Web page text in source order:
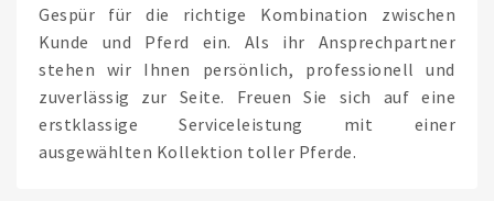
Gespür für die richtige Kombination zwischen
Kunde und Pferd ein. Als ihr Ansprechpartner
stehen wir Ihnen persönlich, professionell und
zuverlässig zur Seite. Freuen Sie sich auf eine
erstklassige Serviceleistung mit einer
ausgewählten Kollektion toller Pferde.